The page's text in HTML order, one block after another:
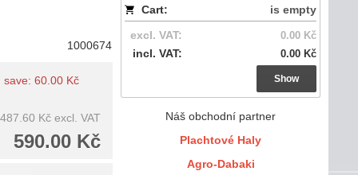
Cart:
is empty
excl. VAT:
0.00 Kč
incl. VAT: 0.00 Kč
Show
Náš obchodní partner
Plachtové Haly
Agro-Dabaki
1000674
save: 60.00 Kč
487.60 Kč excl. VAT
590.00 Kč